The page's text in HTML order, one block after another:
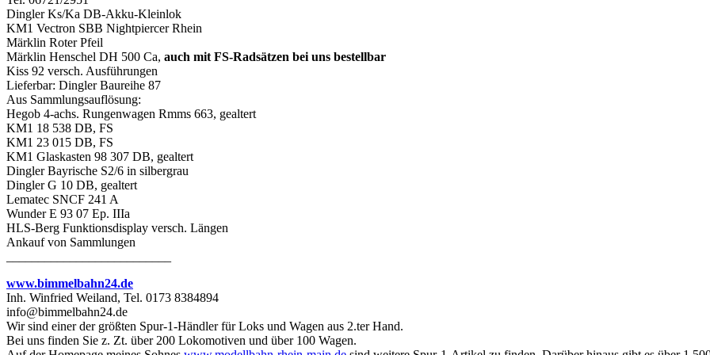
Dingler Ks/Ka DB-Akku-Kleinlok
KM1 Vectron SBB Nightpiercer Rhein
Märklin Roter Pfeil
Märklin Henschel DH 500 Ca, auch mit FS-Radsätzen bei uns bestellbar
Kiss 92 versch. Ausführungen
Lieferbar: Dingler Baureihe 87
Aus Sammlungsauflösung:
Hegob 4-achs. Rungenwagen Rmms 663, gealtert
KM1 18 538 DB, FS
KM1 23 015 DB, FS
KM1 Glaskasten 98 307 DB, gealtert
Dingler Bayrische S2/6 in silbergrau
Dingler G 10 DB, gealtert
Lematec SNCF 241 A
Wunder E 93 07 Ep. IIIa
HLS-Berg Funktionsdisplay versch. Längen
Ankauf von Sammlungen
www.bimmelbahn24.de
Inh. Winfried Weiland, Tel. 0173 8384894
info@bimmelbahn24.de
Wir sind einer der größten Spur-1-Händler für Loks und Wagen aus 2.ter Hand.
Bei uns finden Sie z. Zt. über 200 Lokomotiven und über 100 Wagen.